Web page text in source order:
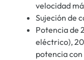
velocidad
Sujeción de
Potencia de
eléctrico),
potencia